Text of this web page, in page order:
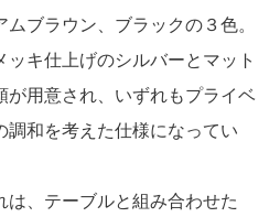
ブラウン、ブラックの３色。
キ仕上げのシルバーとマット
が用意され、いずれもプライベ
調和を考えた仕様になってい
、テーブルと組み合わせた